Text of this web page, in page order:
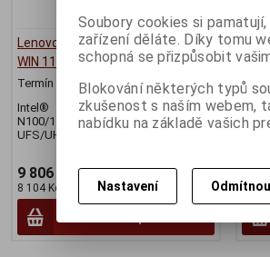
Lenovo IdeaPad Duet 3 (11IAN8) -
WIN 11S
Termín dodání (dny):2
Intel®
N100/11,5"/2000x1200/T/4GB/128GB
UFS/UHD/W11S/Modrý
9 806 Kč
8 104 Kč (bez DPH:)
WIN
10
8 915
Soubory cookies si
zařízení děláte. Díky tomu
schopná se přizpůsobit
Blokování některých typů
zkušenost s naším webem,
nabídku na základě vašich
Nastavení